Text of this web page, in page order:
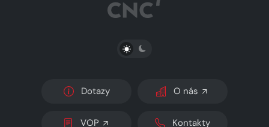
PŘEPNOUT SVĚTLÝ/TMAVÝ REŽIM
Dotazy O nás
VOP Kontakty